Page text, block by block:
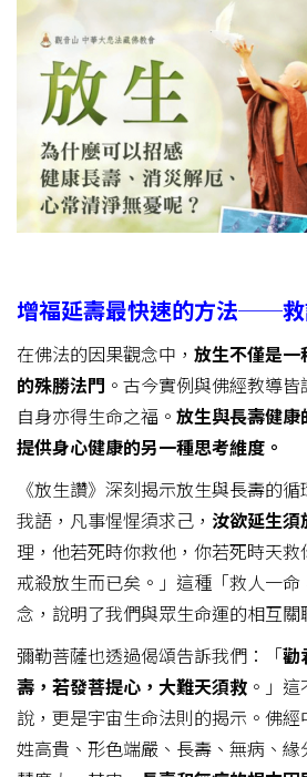
增福延壽最快速的方法──
在佛法的因果觀念中， 放生不僅是
的殊勝法門 。古今實例與佛經教導
自身亦得生命之福。 放生與長壽健
提供身心健康的另一種思考維度。
《放生讚》深刻揭示放生與長壽的
我語，凡事惺惺須求己， 汝欲延生須
理，他若死時你救他，你若死時天救
戒殺放生而已矣。」這種「救人一
念，說明了我們與眾生命運的相互關
彌勒菩薩也透過偈頌告訴我們：「勸
壽，若發菩提心，大難天須救 。」
說，更是宇宙生命法則的揭示。佛
姓高貴、形色端嚴、長壽、無病、